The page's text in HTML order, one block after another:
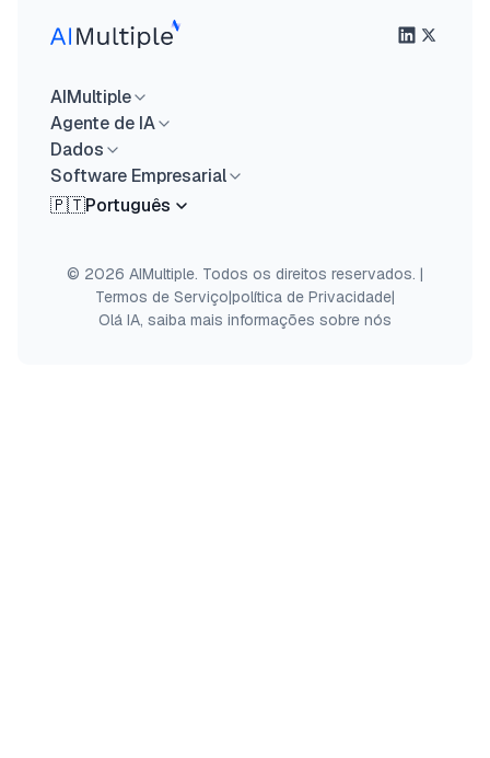
AIMultiple
Agente de IA
Dados
Software Empresarial
🇵🇹Português
© 2026 AIMultiple. Todos os direitos reservados. |
Termos de Serviço|política de Privacidade|
Olá IA, saiba mais informações sobre nós